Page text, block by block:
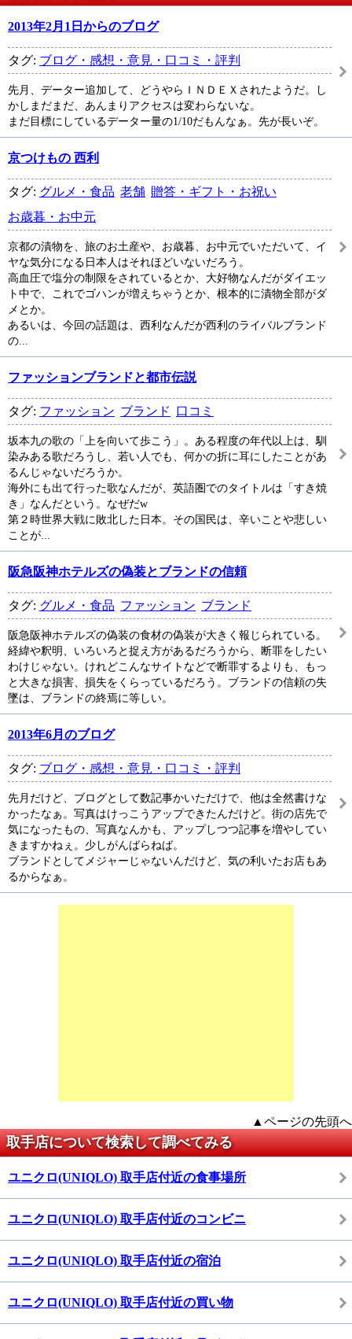
2013年2月1日からのブログ
タグ: ブログ・感想・意見・口コミ・評判
先月、データー追加して、どうやらＩＮＤＥＸされたようだ。し
かしまだまだ、あんまりアクセスは変わらないな。
まだ目標にしているデーター量の1/10だもんなぁ。先が長いぞ。
京つけもの 西利
タグ: グルメ・食品 老舗 贈答・ギフト・お祝い
お歳暮・お中元
京都の漬物を、旅のお土産や、お歳暮、お中元でいただいて、イ
ヤな気分になる日本人はそれほどいないだろう。
高血圧で塩分の制限をされているとか、大好物なんだがダイエッ
ト中で、これでゴハンが増えちゃうとか、根本的に漬物全部がダ
メとか。
あるいは、今回の話題は、西利なんだが西利のライバルブランド
の...
ファッションブランドと都市伝説
タグ: ファッション ブランド 口コミ
坂本九の歌の「上を向いて歩こう」。ある程度の年代以上は、馴
染みある歌だろうし、若い人でも、何かの折に耳にしたことがあ
るんじゃないだろうか。
海外にも出て行った歌なんだが、英語圏でのタイトルは「すき焼
き」なんだという。なぜだw
第２時世界大戦に敗北した日本。その国民は、辛いことや悲しい
ことが...
阪急阪神ホテルズの偽装とブランドの信頼
タグ: グルメ・食品 ファッション ブランド
阪急阪神ホテルズの偽装の食材の偽装が大きく報じられている。
経緯や釈明、いろいろと捉え方があるだろうから、断罪をしたい
わけじゃない。けれどこんなサイトなどで断罪するよりも、もっ
と大きな損害、損失をくらっているだろう。ブランドの信頼の失
墜は、ブランドの終焉に等しい。
2013年6月のブログ
タグ: ブログ・感想・意見・口コミ・評判
先月だけど、ブログとして数記事かいただけで、他は全然書けな
かったなぁ。写真はけっこうアップできたんだけど。街の店先で
気になったもの、写真なんかも、アップしつつ記事を増やしてい
きますかねぇ。少しがんばらねば。
ブランドとしてメジャーじゃないんだけど、気の利いたお店もあ
るからなぁ。
▲ページの先頭へ
取手店について検索して調べてみる
ユニクロ(UNIQLO) 取手店付近の食事場所
ユニクロ(UNIQLO) 取手店付近のコンビニ
ユニクロ(UNIQLO) 取手店付近の宿泊
ユニクロ(UNIQLO) 取手店付近の買い物